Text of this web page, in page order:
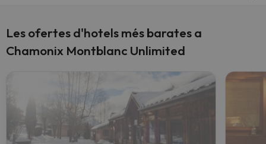
Les ofertes d'hotels més barates a
Chamonix Montblanc Unlimited